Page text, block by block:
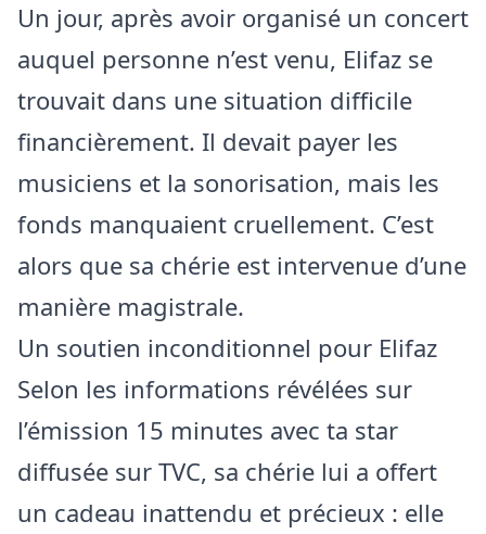
Un jour, après avoir organisé un concert
auquel personne n’est venu, Elifaz se
trouvait dans une situation difficile
financièrement. Il devait payer les
musiciens et la sonorisation, mais les
fonds manquaient cruellement. C’est
alors que sa chérie est intervenue d’une
manière magistrale.
Un soutien inconditionnel pour Elifaz
Selon les informations révélées sur
l’émission 15 minutes avec ta star
diffusée sur TVC, sa chérie lui a offert
un cadeau inattendu et précieux : elle